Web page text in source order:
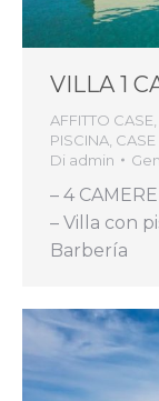
VILLA 1
AFFITTO CASE
PISCINA
Di admin
– 4
– Villa con
Barbería